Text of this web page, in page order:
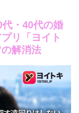
代・40代の婚
リ「ヨイト
解消法